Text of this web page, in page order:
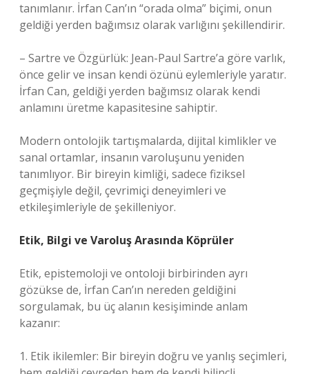
tanımlanır. İrfan Can’ın “orada olma” biçimi, onun
geldiği yerden bağımsız olarak varlığını şekillendirir.
– Sartre ve Özgürlük: Jean-Paul Sartre’a göre varlık,
önce gelir ve insan kendi özünü eylemleriyle yaratır.
İrfan Can, geldiği yerden bağımsız olarak kendi
anlamını üretme kapasitesine sahiptir.
Modern ontolojik tartışmalarda, dijital kimlikler ve
sanal ortamlar, insanın varoluşunu yeniden
tanımlıyor. Bir bireyin kimliği, sadece fiziksel
geçmişiyle değil, çevrimiçi deneyimleri ve
etkileşimleriyle de şekilleniyor.
Etik, Bilgi ve Varoluş Arasında Köprüler
Etik, epistemoloji ve ontoloji birbirinden ayrı
gözükse de, İrfan Can’ın nereden geldiğini
sorgulamak, bu üç alanın kesişiminde anlam
kazanır:
1. Etik ikilemler: Bir bireyin doğru ve yanlış seçimleri,